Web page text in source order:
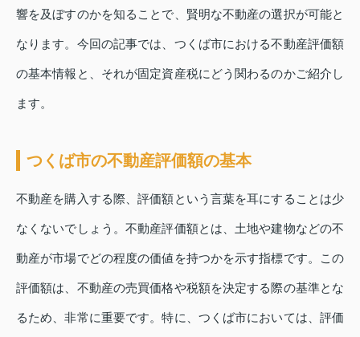
響を及ぼすのかを知ることで、賢明な不動産の選択が可能と
なります。今回の記事では、つくば市における不動産評価額
の基本情報と、それが固定資産税にどう関わるのかご紹介し
ます。
つくば市の不動産評価額の基本
不動産を購入する際、評価額という言葉を耳にすることは少
なくないでしょう。不動産評価額とは、土地や建物などの不
動産が市場でどの程度の価値を持つかを示す指標です。この
評価額は、不動産の売買価格や税額を決定する際の基準とな
るため、非常に重要です。特に、つくば市においては、評価